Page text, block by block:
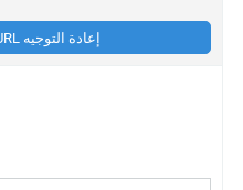
تحرير عنوان URL إعادة التوجيه